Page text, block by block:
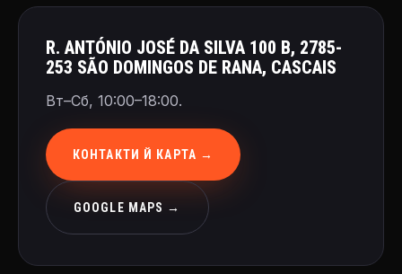
R. ANTÓNIO JOSÉ DA SILVA 100 B, 2785-
253 SÃO DOMINGOS DE RANA, CASCAIS
Вт–Сб, 10:00–18:00.
КОНТАКТИ Й КАРТА →
GOOGLE MAPS →